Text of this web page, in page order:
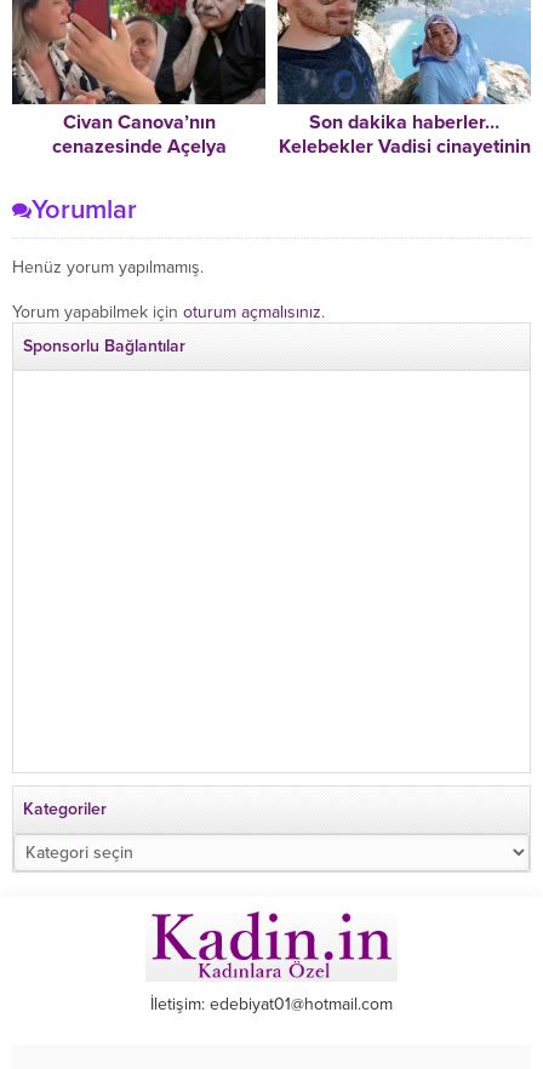
Civan Canova’nın
cenazesinde Açelya
Lütfen teyzeciğim
kırmayayım sizi!
Son dakika haberler…
Kelebekler Vadisi cinayetinin
Yorumlar
Henüz yorum yapılmamış.
Yorum yapabilmek için oturum açmalısınız.
Sponsorlu Bağlantılar
Kategoriler
Kategoriler
İletişim: edebiyat01@hotmail.com